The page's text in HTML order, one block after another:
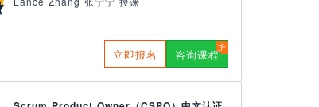
立即报名 咨询课程